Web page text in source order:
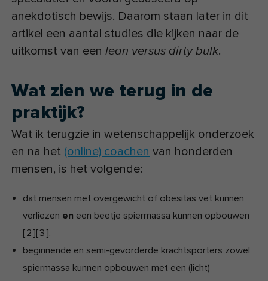
anekdotisch bewijs. Daarom staan later in dit
artikel een aantal studies die kijken naar de
uitkomst van eenlean versus dirty bulk.
Wat zien we terug in de
praktijk?
Wat ik terugzie in wetenschappelijk onderzoek
en na het (online) coachen van honderden
mensen, is het volgende:
dat mensen met overgewicht of obesitas vet kunnen
verliezen en een beetje spiermassa kunnen opbouwen
[2][3].
beginnende en semi-gevorderde krachtsporters zowel
spiermassa kunnen opbouwen met een (licht)